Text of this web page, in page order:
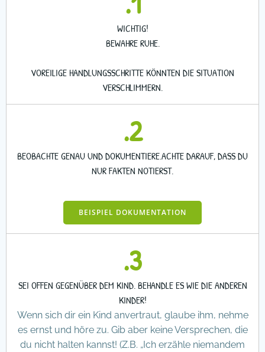
WICHTIG!
BEWAHRE RUHE.
VOREILIGE HANDLUNGSSCHRITTE KÖNNTEN DIE SITUATION
VERSCHLIMMERN.
.2
BEOBACHTE GENAU UND DOKUMENTIERE.ACHTE DARAUF, DASS DU
NUR FAKTEN NOTIERST.
BEISPIEL DOKUMENTATION
.3
SEI OFFEN GEGENÜBER DEM KIND. BEHANDLE ES WIE DIE ANDEREN
KINDER!
Wenn sich dir ein Kind anvertraut, glaube ihm, nehme
es ernst und höre zu. Gib aber keine Versprechen, die
du nicht halten kannst! (Z.B. „Ich erzähle niemandem